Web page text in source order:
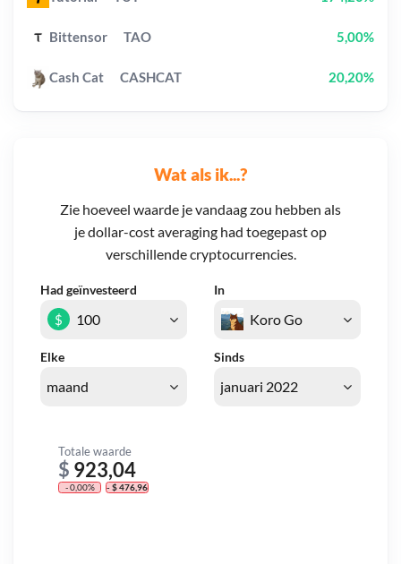
Wat als ik...?
Zie hoeveel waarde je vandaag zou hebben als
je dollar-cost averaging had toegepast op
verschillende cryptocurrencies.
Had geïnvesteerd In
Elke Sinds
$
Totale waarde
$ 923,04
- 0,00% - $ 476,96
Bittensor TAO 5,00%
Cash Cat CASHCAT 20,20%